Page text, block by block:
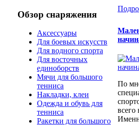
Обзор снаряжения
Аксессуары
Для боевых искусств
Для водного спорта
Для восточных
единоборств
Мячи для большого
тенниса
Накладки, клеи
Одежда и обувь для
тенниса
Ракетки для большого
По
всего